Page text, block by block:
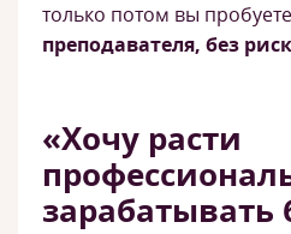
только потом вы
преподавателя, без
«Хочу расти
зарабатывать